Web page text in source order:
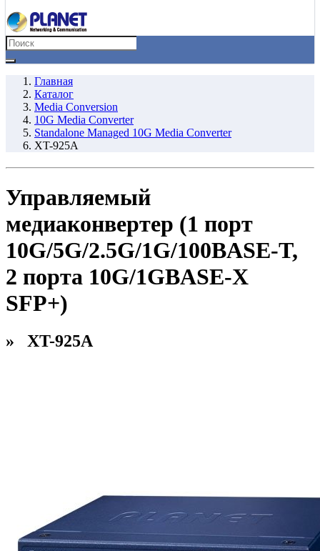
Главная
Каталог
Media Conversion
10G Media Converter
Standalone Managed 10G Media Converter
XT-925A
Управляемый
медиаконвертер (1 порт
10G/5G/2.5G/1G/100BASE-T,
2 порта 10G/1GBASE-X
SFP+)
» XT-925A